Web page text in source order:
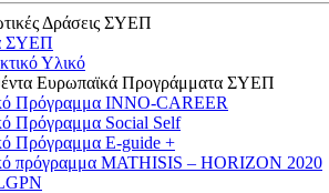
Δράσεις ΣΥΕΠ
ΣΥΕΠ
Υλικό
Ευρωπαϊκά Προγράμματα ΣΥΕΠ
Πρόγραμμα INNO-CAREER
Πρόγραμμα Social Self
Πρόγραμμα E-guide +
πρόγραμμα MATHISIS – HORIZON 2020